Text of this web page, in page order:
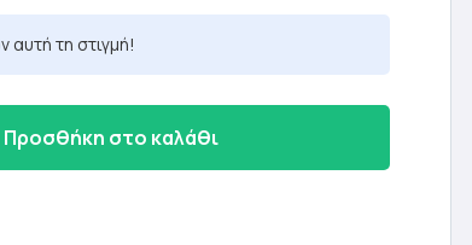
αυτή τη στιγμή!
Προσθήκη στο καλάθι